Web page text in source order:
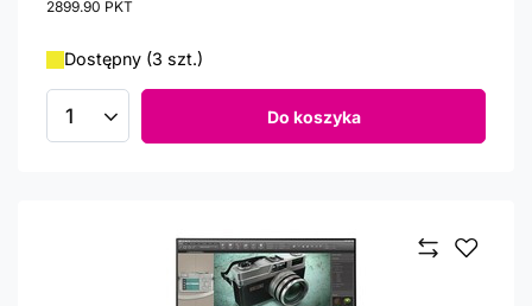
2899.90 PKT
Dostępny (3 szt.)
Ilość produktów Do koszyka